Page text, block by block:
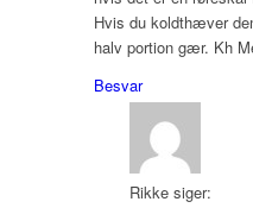
Hvis du koldthæver
halv portion gær. Kh
Besvar
Rikke siger: